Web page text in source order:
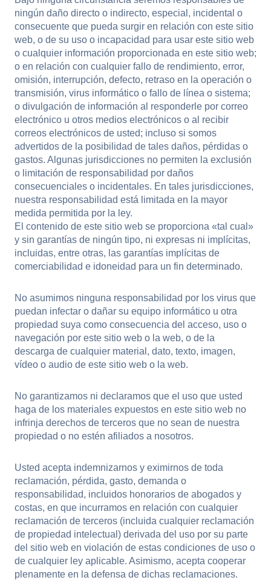
ningún daño directo o indirecto, especial, incidental o
consecuente que pueda surgir en relación con este sitio
web, o de su uso o incapacidad para usar este sitio web
o cualquier información proporcionada en este sitio web;
o en relación con cualquier fallo de rendimiento, error,
omisión, interrupción, defecto, retraso en la operación o
transmisión, virus informático o fallo de línea o sistema;
o divulgación de información al responderle por correo
electrónico u otros medios electrónicos o al recibir
correos electrónicos de usted; incluso si somos
advertidos de la posibilidad de tales daños, pérdidas o
gastos. Algunas jurisdicciones no permiten la exclusión
o limitación de responsabilidad por daños
consecuenciales o incidentales. En tales jurisdicciones,
nuestra responsabilidad está limitada en la mayor
medida permitida por la ley.
El contenido de este sitio web se proporciona «tal cual»
y sin garantías de ningún tipo, ni expresas ni implícitas,
incluidas, entre otras, las garantías implícitas de
comerciabilidad e idoneidad para un fin determinado.
No asumimos ninguna responsabilidad por los virus que
puedan infectar o dañar su equipo informático u otra
propiedad suya como consecuencia del acceso, uso o
navegación por este sitio web o la web, o de la
descarga de cualquier material, dato, texto, imagen,
vídeo o audio de este sitio web o la web.
No garantizamos ni declaramos que el uso que usted
haga de los materiales expuestos en este sitio web no
infrinja derechos de terceros que no sean de nuestra
propiedad o no estén afiliados a nosotros.
Usted acepta indemnizarnos y eximirnos de toda
reclamación, pérdida, gasto, demanda o
responsabilidad, incluidos honorarios de abogados y
costas, en que incurramos en relación con cualquier
reclamación de terceros (incluida cualquier reclamación
de propiedad intelectual) derivada del uso por su parte
del sitio web en violación de estas condiciones de uso o
de cualquier ley aplicable. Asimismo, acepta cooperar
plenamente en la defensa de dichas reclamaciones.